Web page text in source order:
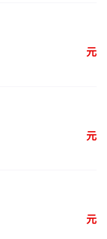
元
元
元